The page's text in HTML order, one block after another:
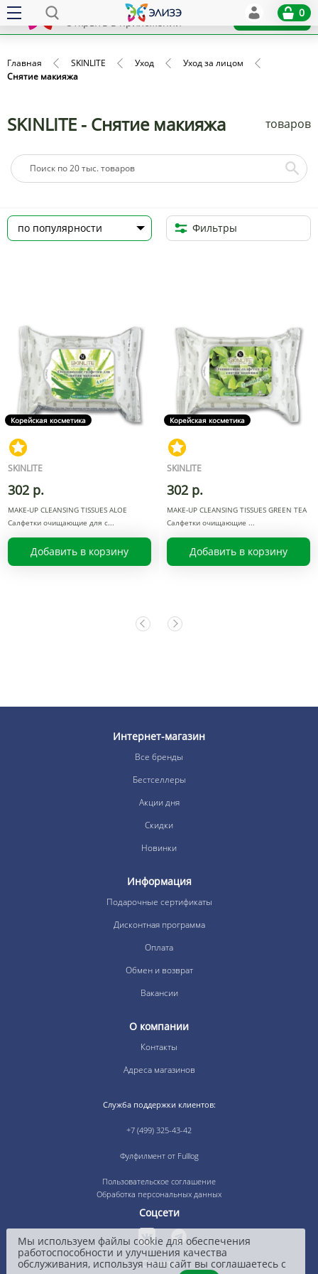
x
Открыть в приложении
Установить
0
Главная SKINLITE Уход
Уход за лицом
Снятие макияжа
SKINLITE - Снятие макияжа товаров
Фильтры
Корейская косметика
SKINLITE
302 р.
MAKE-UP CLEANSING TISSUES ALOE
Салфетки очищающие для с
Добавить в корзину
Корейская косметика
SKINLITE
302 р.
MAKE-UP CLEANSING TISSUES GREEN TEA
Салфетки очищающие
Добавить в корзину
Интернет-магазин
Все бренды
Бестселлеры
Акции дня
Скидки
Новинки
Информация
Подарочные сертификаты
Дисконтная программа
Оплата
Обмен и возврат
Вакансии
О компании
Контакты
Адреса магазинов
Служба поддержки клиентов:
+7 (499) 325-43-42
Фулфилмент от Fulllog
Пользовательское соглашение
Обработка персональных данных
Соцсети
Оплата
Мы используем файлы cookie для обеспечения
работоспособности и улучшения качества
обслуживания, используя наш сайт вы соглашаетесь с